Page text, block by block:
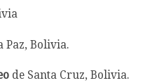
Paz, Bolivia.
de Santa Cruz, Bolivia.